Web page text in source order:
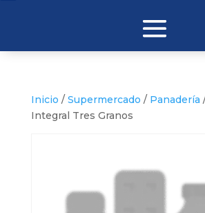
Inicio / Supermercado / Panadería
Integral Tres Granos